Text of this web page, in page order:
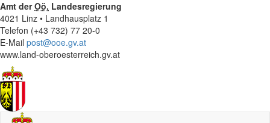
Amt derOö. Landesregierung
4021 Linz • Landhausplatz 1
Telefon (+43 732) 77 20-0
E-Mail post@ooe.gv.at
www.land-oberoesterreich.gv.at